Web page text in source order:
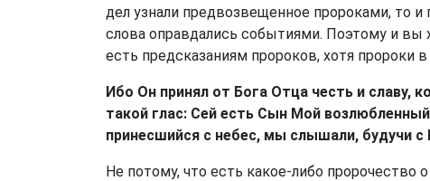
дел узнали предвозвещенное пророками, то
слова оправдались событиями. Поэтому и вы
есть предсказаниям пророков, хотя пророки
Ибо Он принял от Бога Отца честь и славу,
такой глас: Сей есть Сын Мой
принесшийся с небес, мы слышали, будучи с
Не потому, что есть какое-либо пророчество